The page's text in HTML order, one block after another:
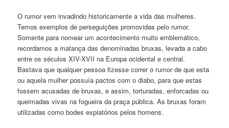
O rumor vem invadindo historicamente a vida das mulheres.
Temos exemplos de perseguições promovidas pelo rumor.
Somente para nomear um acontecimento muito emblemático,
recordamos a matança das denominadas bruxas, levada a cabo
entre os séculos XIV-XVII na Europa ocidental e central.
Bastava que qualquer pessoa fizesse correr o rumor de que esta
ou aquela mulher possuía pactos com o diabo, para que estas
fossem acusadas de bruxas, e assim, torturadas, enforcadas ou
queimadas vivas na fogueira da praça pública. As bruxas foram
utilizadas como bodes expiatórios pelos homens.